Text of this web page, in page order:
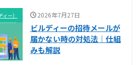
ー） 2026年7月27日
ビルディーの招待メールが
届かない時の対処法｜仕組
みも解説